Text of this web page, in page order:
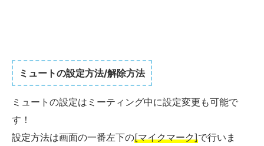
ミュートの設定方法/解除方法
ミュートの設定はミーティング中に設定変更も可能で
す！
設定方法は画面の一番左下の[マイクマーク]で行いま